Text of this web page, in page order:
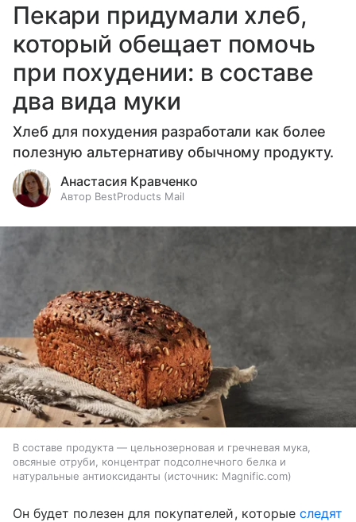
Пекари придумали хлеб,
который обещает помочь
при похудении: в составе
два вида муки
Хлеб для похудения разработали как более
полезную альтернативу обычному продукту.
Анастасия Кравченко
Автор BestProducts Mail
В составе продукта — цельнозерновая и гречневая мука,
овсяные отруби, концентрат подсолнечного белка и
натуральные антиоксиданты
источник: Magnific.com
Он будет полезен для покупателей, которыеследят